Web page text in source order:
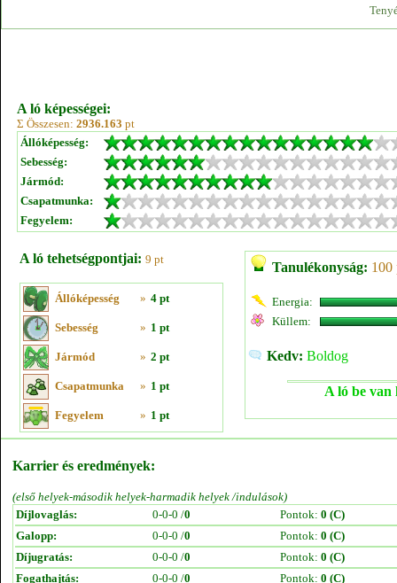
A ló képességei:
Σ Összesen: 2936.163 pt
Állóképesség:
Sebesség:
Jármód:
Csapatmunka:
Fegyelem:
A ló tehetségpontjai: 9 pt
Állóképesség » 4 pt
Sebesség » 1 pt
Jármód » 2 pt
Csapatmunka » 1 pt
Fegyelem » 1 pt
Tanulékonyság: 100
Energia:
Küllem:
Kedv: Boldog
A ló be van
Karrier és eredmények:
(első helyek-második helyek-harmadik helyek /indulások)
Díjlovaglás:
0-0-0 /0 Pontok: 0 (C)
Galopp:
0-0-0 /0 Pontok: 0 (C)
Díjugratás:
0-0-0 /0 Pontok: 0 (C)
Fogathajtás:
0-0-0 /0 Pontok: 0 (C)